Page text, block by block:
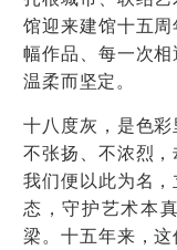
馆迎来建馆十五
幅作品、每一次相
温柔而坚定。
十八度灰，是色彩
不张扬、不浓烈，
我们便以此为名
态，守护艺术本
梁。十五年来，